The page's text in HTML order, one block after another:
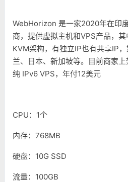
WebHorizon 是一家2020年在印
商，提供虚拟主机和VPS产品，
KVM架构，有独立IP也有共享IP
兰、日本、新加坡等。目前商家
纯 IPv6 VPS，年付12美元
CPU：1个
内存：768MB
硬盘：10G SSD
流量：100GB